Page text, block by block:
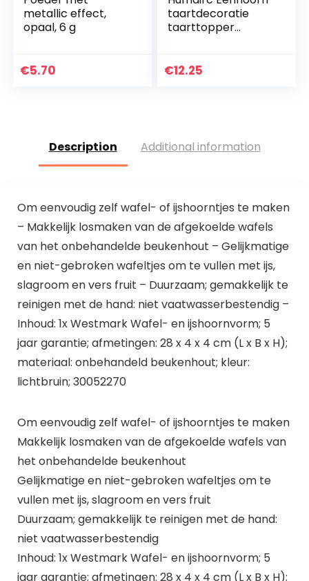
metallic effect,
opaal, 6 g
€5.70
taartdecoratie
taarttopper
verjaardag Happy
€12.25
Description Additional information
Om eenvoudig zelf wafel- of ijshoorntjes te maken
– Makkelijk losmaken van de afgekoelde wafels
van het onbehandelde beukenhout – Gelijkmatige
en niet-gebroken wafeltjes om te vullen met ijs,
slagroom en vers fruit – Duurzaam; gemakkelijk te
reinigen met de hand: niet vaatwasserbestendig –
Inhoud: 1x Westmark Wafel- en ijshoornvorm; 5
jaar garantie; afmetingen: 28 x 4 x 4 cm (L x B x H);
materiaal: onbehandeld beukenhout; kleur:
lichtbruin; 30052270
Om eenvoudig zelf wafel- of ijshoorntjes te maken
Makkelijk losmaken van de afgekoelde wafels van
het onbehandelde beukenhout
Gelijkmatige en niet-gebroken wafeltjes om te
vullen met ijs, slagroom en vers fruit
Duurzaam; gemakkelijk te reinigen met de hand:
niet vaatwasserbestendig
Inhoud: 1x Westmark Wafel- en ijshoornvorm; 5
jaar garantie; afmetingen: 28 x 4 x 4 cm (L x B x H);